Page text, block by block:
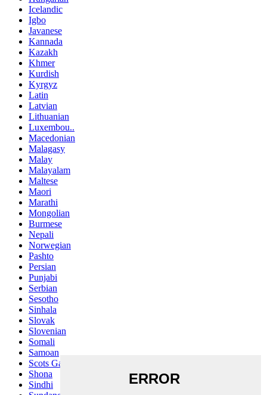
Icelandic
Igbo
Javanese
Kannada
Kazakh
Khmer
Kurdish
Kyrgyz
Latin
Latvian
Lithuanian
Luxembou..
Macedonian
Malagasy
Malay
Malayalam
Maltese
Maori
Marathi
Mongolian
Burmese
Nepali
Norwegian
Pashto
Persian
Punjabi
Serbian
Sesotho
Sinhala
Slovak
Slovenian
Somali
Samoan
Scots Gaelic
Shona
Sindhi